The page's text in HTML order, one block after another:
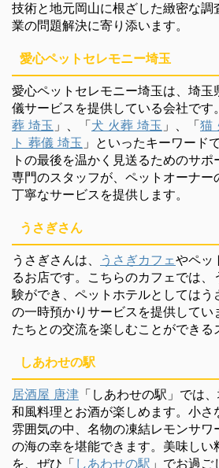
技術と地元岡山に根ざした緻密な調
業の問題解決に寄り添います。
愛心ペットセレモニー埼玉
愛心ペットセレモニー埼玉は、埼玉
儀サービスを提供している会社です
葬 埼玉 」、「犬 火葬 埼玉 」、「猫
ト 葬儀 埼玉 」といったキーワード
トの最後を温かく見送るためのサポ
専門のスタッフが、ペットオーナー
丁寧なサービスを提供します。
うさぎさん
うさぎさんは、 うさぎカフェやペッ
るお店です。こちらのカフェでは
験ができ、ペットホテルとしてはう
の一時預かりサービスを提供してい
たちとの交流を楽しむことができる
しあわせの駅
居酒屋 唐津 「しあわせの駅」では
和風料理とお酒が楽しめます。小さ
雰囲気の中、名物の凍結レモンサワ
の海の幸を堪能できます。美味しい
を、ぜひ「 しあわせの駅 」でお過ご